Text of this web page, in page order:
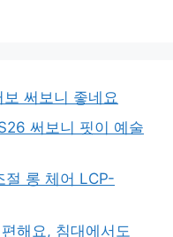
써보니 좋네요
써보니 핏이 예술
절 롱 체어 LCP-
해요, 침대에서도